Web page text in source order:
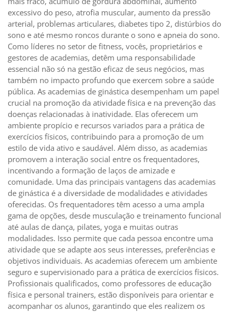
excessivo do peso, atrofia muscular, aumento da pressão
arterial, problemas articulares, diabetes tipo 2, distúrbios do
sono e até mesmo roncos durante o sono e apneia do sono.
Como líderes no setor de fitness, vocês, proprietários e
gestores de academias, detêm uma responsabilidade
essencial não só na gestão eficaz de seus negócios, mas
também no impacto profundo que exercem sobre a saúde
pública. As academias de ginástica desempenham um papel
crucial na promoção da atividade física e na prevenção das
doenças relacionadas à inatividade. Elas oferecem um
ambiente propício e recursos variados para a prática de
exercícios físicos, contribuindo para a promoção de um
estilo de vida ativo e saudável. Além disso, as academias
promovem a interação social entre os frequentadores,
incentivando a formação de laços de amizade e
comunidade. Uma das principais vantagens das academias
de ginástica é a diversidade de modalidades e atividades
oferecidas. Os frequentadores têm acesso a uma ampla
gama de opções, desde musculação e treinamento funcional
até aulas de dança, pilates, yoga e muitas outras
modalidades. Isso permite que cada pessoa encontre uma
atividade que se adapte aos seus interesses, preferências e
objetivos individuais. As academias oferecem um ambiente
seguro e supervisionado para a prática de exercícios físicos.
Profissionais qualificados, como professores de educação
física e personal trainers, estão disponíveis para orientar e
acompanhar os alunos, garantindo que eles realizem os